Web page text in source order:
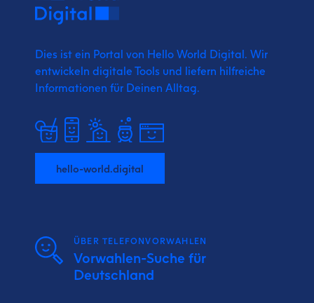
Dies ist ein Portal von Hello World Digital. Wir
entwickeln digitale Tools und liefern hilfreiche
Informationen für Deinen Alltag.
hello-world.digital
ÜBER TELEFONVORWAHLEN
Vorwahlen-Suche für
Deutschland